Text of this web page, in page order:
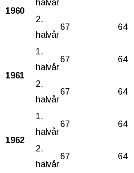
1960
halvår
2.
halvår
67 64
1961
1.
halvår
67 64
2.
halvår
67 64
1962
1.
halvår
67 64
2.
halvår
67 64